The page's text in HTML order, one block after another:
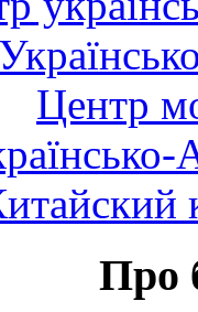
Центр
Про